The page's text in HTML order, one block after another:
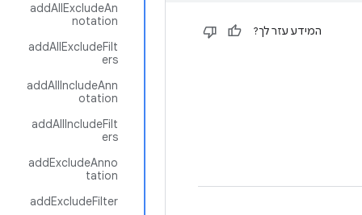
addAllExcludeAn
notation
addAllExcludeFilt
ers
addAllIncludeAnn
otation
addAllIncludeFilt
ers
addExcludeAnno
tation
addExcludeFilter
המידע עזר לך?